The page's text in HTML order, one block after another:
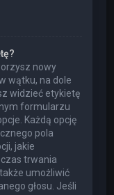
nowy
wątku, na dole
widzieć etykietę
formularzu
Każdą opcję
pola
jakie
trwania
umożliwić
głosu. Jeśli